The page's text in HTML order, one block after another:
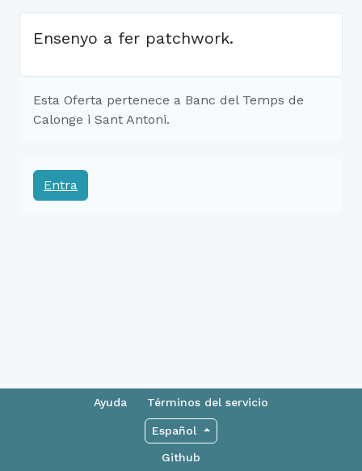
Ensenyo a fer patchwork.
Esta Oferta pertenece a Banc del Temps de
Calonge i Sant Antoni.
Entra
Ayuda Términos del servicio
Español
Github